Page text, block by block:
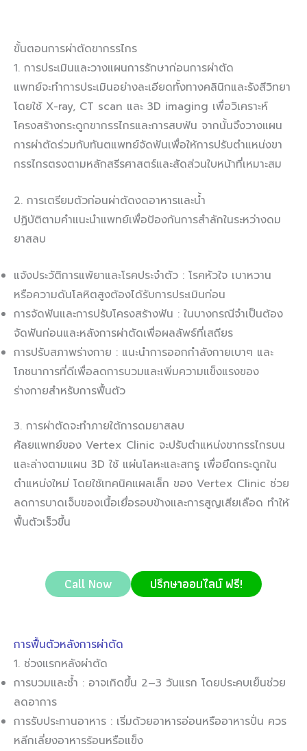
ขั้นตอนการผ่าตัดขากรรไกร
1. การประเมินและวางแผนการรักษาก่อนการผ่าตัด
แพทย์จะทำการประเมินอย่างละเอียดทั้งทางคลินิกและรังสีวิทยา
โดยใช้ X-ray, CT scan และ 3D imaging เพื่อวิเคราะห์
โครงสร้างกระดูกขากรรไกรและการสบฟัน จากนั้นจึงวางแผน
การผ่าตัดร่วมกับทันตแพทย์จัดฟันเพื่อให้การปรับตำแหน่งขา
กรรไกรตรงตามหลักสรีรศาสตร์และสัดส่วนใบหน้าที่เหมาะสม
2. การเตรียมตัวก่อนผ่าตัดงดอาหารและน้ำ
ปฏิบัติตามคำแนะนำแพทย์เพื่อป้องกันการสำลักในระหว่างดม
ยาสลบ
แจ้งประวัติการแพ้ยาและโรคประจำตัว : โรคหัวใจ เบาหวาน
หรือความดันโลหิตสูงต้องได้รับการประเมินก่อน
การจัดฟันและการปรับโครงสร้างฟัน : ในบางกรณีจำเป็นต้อง
จัดฟันก่อนและหลังการผ่าตัดเพื่อผลลัพธ์ที่เสถียร
การปรับสภาพร่างกาย : แนะนำการออกกำลังกายเบาๆ และ
โภชนาการที่ดีเพื่อลดการบวมและเพิ่มความแข็งแรงของ
ร่างกายสำหรับการฟื้นตัว
3. การผ่าตัดจะทำภายใต้การดมยาสลบ
ศัลยแพทย์ของ Vertex Clinic จะปรับตำแหน่งขากรรไกรบน
และล่างตามแผน 3D ใช้ แผ่นโลหะและสกรู เพื่อยึดกระดูกใน
ตำแหน่งใหม่ โดยใช้เทคนิคแผลเล็ก ของ Vertex Clinic ช่วย
ลดการบาดเจ็บของเนื้อเยื่อรอบข้างและการสูญเสียเลือด ทำให้
ฟื้นตัวเร็วขึ้น
Call Now ปรึกษาออนไลน์ ฟรี!
การฟื้นตัวหลังการผ่าตัด
1. ช่วงแรกหลังผ่าตัด
การบวมและช้ำ : อาจเกิดขึ้น 2–3 วันแรก โดยประคบเย็นช่วย
ลดอาการ
การรับประทานอาหาร : เริ่มด้วยอาหารอ่อนหรืออาหารปั่น ควร
หลีกเลี่ยงอาหารร้อนหรือแข็ง